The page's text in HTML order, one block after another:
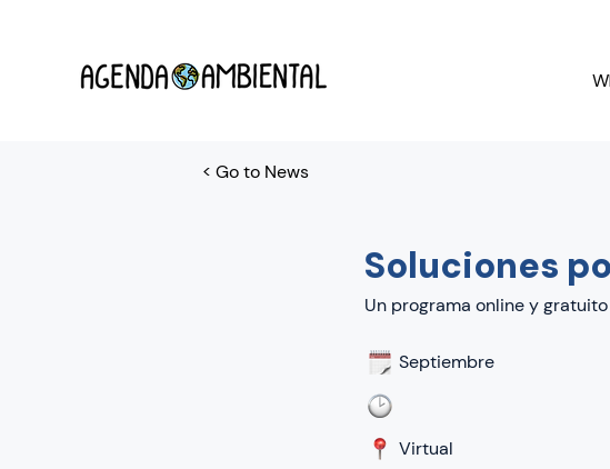
< Go to News
Soluciones
Un programa online y
Septiembre
Virtual